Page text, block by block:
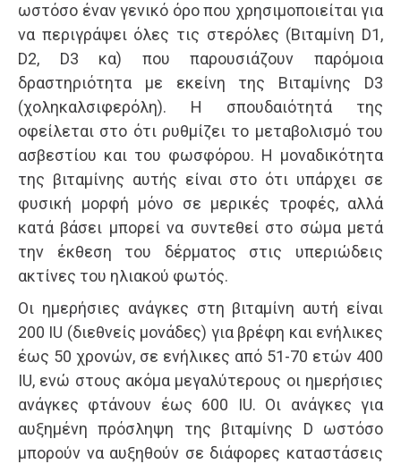
ωστόσο έναν γενικό όρο που χρησιμοποιείται για
να περιγράψει όλες τις στερόλες (Βιταμίνη D1,
D2, D3 κα) που παρουσιάζουν παρόμοια
δραστηριότητα με εκείνη της Βιταμίνης D3
(χοληκαλσιφερόλη). Η σπουδαιότητά της
οφείλεται στο ότι ρυθμίζει το μεταβολισμό του
ασβεστίου και του φωσφόρου. Η μοναδικότητα
της βιταμίνης αυτής είναι στο ότι υπάρχει σε
φυσική μορφή μόνο σε μερικές τροφές, αλλά
κατά βάσει μπορεί να συντεθεί στο σώμα μετά
την έκθεση του δέρματος στις υπεριώδεις
ακτίνες του ηλιακού φωτός.
Οι ημερήσιες ανάγκες στη βιταμίνη αυτή είναι
200 IU (διεθνείς μονάδες) για βρέφη και ενήλικες
έως 50 χρονών, σε ενήλικες από 51-70 ετών 400
IU, ενώ στους ακόμα μεγαλύτερους οι ημερήσιες
ανάγκες φτάνουν έως 600 IU. Οι ανάγκες για
αυξημένη πρόσληψη της βιταμίνης D ωστόσο
μπορούν να αυξηθούν σε διάφορες καταστάσεις